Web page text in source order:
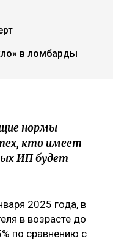
в ломбарды
нормы
кто имеет
ИП будет
2025 года, в
в возрасте до
по сравнению с